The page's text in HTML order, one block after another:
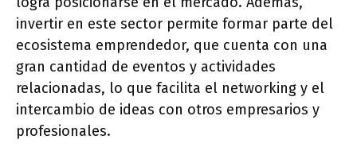
invertir en este sector permite formar parte del
ecosistema emprendedor, que cuenta con una
gran cantidad de eventos y actividades
relacionadas, lo que facilita el networking y el
intercambio de ideas con otros empresarios y
profesionales.